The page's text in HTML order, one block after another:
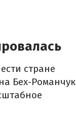
стране
Бех-Романчук